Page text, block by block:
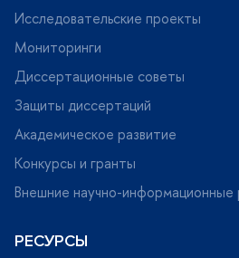
Исследовательские проекты
Мониторинги
Диссертационные советы
Защиты диссертаций
Академическое развитие
Конкурсы и гранты
нешние научно-информационные
РЕСУРСЫ